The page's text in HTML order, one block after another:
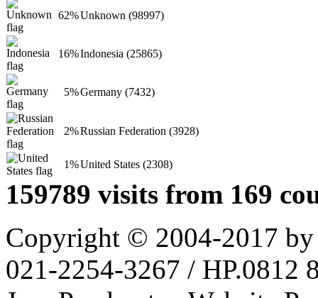
62%Unknown (98997)
16%Indonesia (25865)
5%Germany (7432)
2%Russian Federation (3928)
1%United States (2308)
159789 visits from 169
Copyright © 2004-2017 by
021-2254-3267 / HP.0812